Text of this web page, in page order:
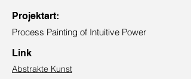
Projektart:
Process Painting of Intuitive Power
Link
Abstrakte Kunst